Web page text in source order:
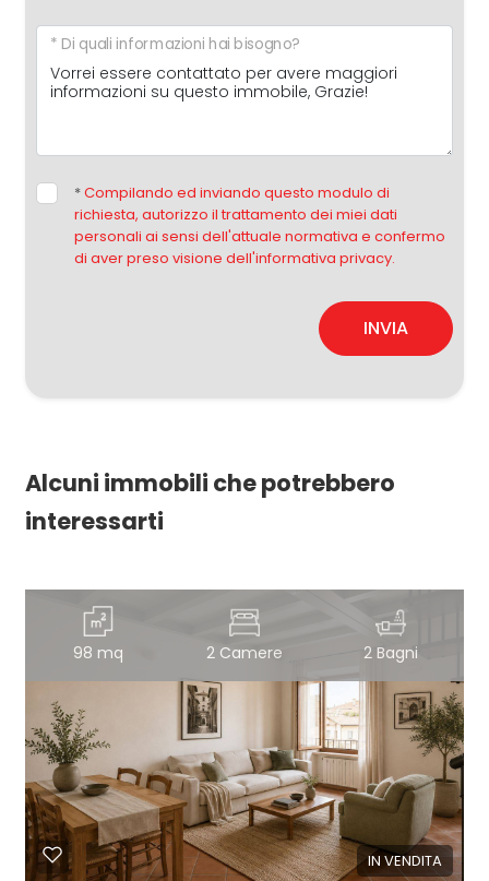
* Di quali informazioni hai bisogno?
*Compilando ed inviando questo modulo di
richiesta, autorizzo il trattamento dei miei dati
personali ai sensi dell'attuale normativa e confermo
di aver preso visione dell'informativa privacy.
INVIA
Alcuni immobili che potrebbero
interessarti
98 mq 2 Camere 2 Bagni
IN VENDITA